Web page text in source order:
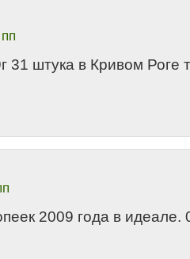
31 штука в Кривом Роге
2009 года в идеале.